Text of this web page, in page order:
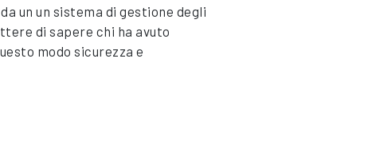
un un sistema di gestione degli
di sapere chi ha avuto
modo sicurezza e